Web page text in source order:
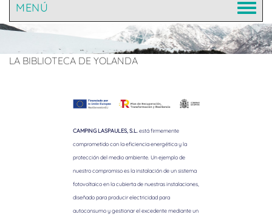
MENÚ
LA BIBLIOTECA DE YOLANDA
CAMPING LASPAULES, S.L.está firmemente
comprometido con la eficiencia energética y la
protección del medio ambiente. Un ejemplo de
nuestro compromiso es la instalación de un sistema
fotovoltaico en la cubierta de nuestras instalaciones,
diseñado para producir electricidad para
autoconsumo y gestionar el excedente mediante un